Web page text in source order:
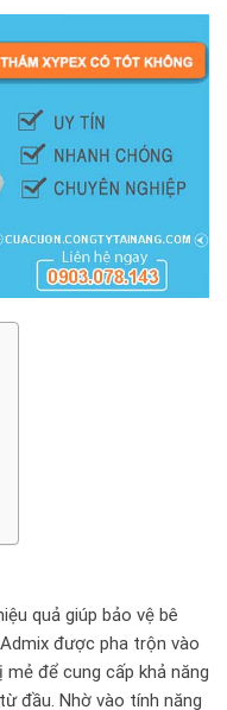
quả giúp bảo vệ bê
được pha trộn vào
để cung cấp khả năng
đầu. Nhờ vào tính năng